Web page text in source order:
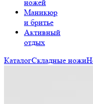
ножей
Маникюр
и бритье
Активный
отдых
КаталогСкладные ножи